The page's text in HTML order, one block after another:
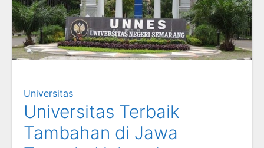
Universitas
Universitas Terbaik
Tambahan di Jawa